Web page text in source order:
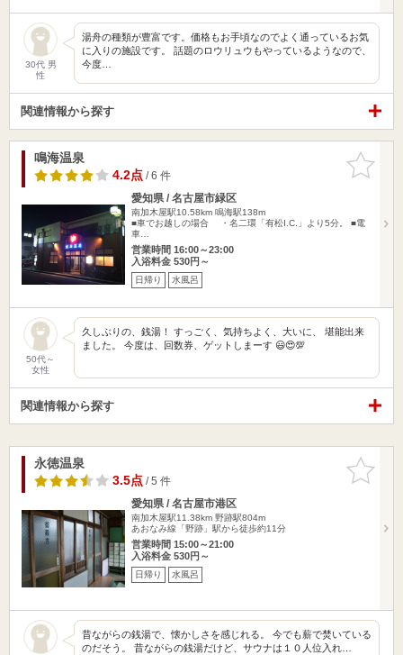
30代 男
性
湯舟の種類が豊富です。価格もお手頃なのでよく通っているお気
に入りの施設です。 話題のロウリュウもやっているようなので、
今度…
関連情報から探す
お気に入
りに追加
鳴海温泉
4.2点/ 6 件
愛知県 / 名古屋市緑区
南加木屋駅10.58km 鳴海駅138m
■車でお越しの場合 ・名二環「有松I.C.」より5分。 ■電
車…
営業時間 16:00～23:00
入浴料金 530円～
日帰り 水風呂
50代～
女性
久しぶりの、銭湯！ すっごく、気持ちよく、大いに、 堪能出来
ました。 今度は、回数券、ゲットしまーす 😃😍💯
関連情報から探す
お気に入
りに追加
永徳温泉
3.5点/ 5 件
愛知県 / 名古屋市港区
南加木屋駅11.38km 野跡駅804m
あおなみ線「野跡」駅から徒歩約11分
営業時間 15:00～21:00
入浴料金 530円～
日帰り 水風呂
昔ながらの銭湯で、懐かしさを感じれる。 今でも薪で焚いている
のだそう。 昔ながらの銭湯だけど、サウナは１０人位入れ…